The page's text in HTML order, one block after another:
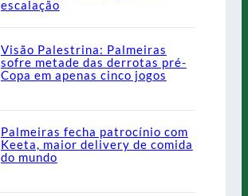
escalação
Visão Palestrina: Palmeiras
sofre metade das derrotas pré-
Copa em apenas cinco jogos
Palmeiras fecha patrocínio com
Keeta, maior delivery de comida
do mundo